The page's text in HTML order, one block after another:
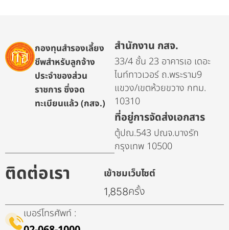
กองทุนสำรองเลี้ยง
ชีพสำหรับลูกจ้าง
ประจำของส่วน
ราชการ ซึ่งจด
ทะเบียนแล้ว (กสจ.)
สำนักงาน กสจ.
33/4 ชั้น 23 อาคารเอ เดอะ
ไนท์ทาวเวอร์ ถ.พระราม9
แขวง/เขตห้วยขวาง กทม.
10310
ที่อยู่การจัดส่งเอกสาร
ตู้ปณ.543 ปณจ.บางรัก
กรุงเทพ 10500
ติดต่อเรา เข้าชมเว็บไซต์
1,858ครั้ง
เบอร์โทรศัพท์ :